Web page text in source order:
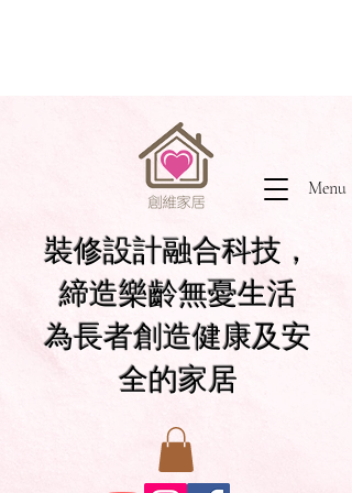
Menu
裝修設計融合科技，
締造樂齡無憂生活
為長者創造健康及安
全的家居